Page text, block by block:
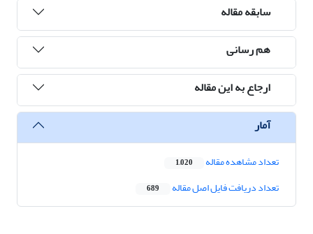
سابقه مقاله
هم رسانی
ارجاع به این مقاله
آمار
تعداد مشاهده مقاله 1,020
تعداد دریافت فایل اصل مقاله 689